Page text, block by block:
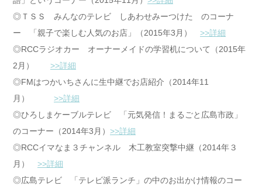
◎ＴＳＳ みんなのテレビ しあわせみーつけた のコーナ
ー 「親子で楽しむ人気のお店」（2015年3月） >>詳細
◎RCCラジオカー オーナーメイドの学習机について（2015年
2月） >>詳細
◎FMはつかいちさんに生中継でお店紹介（2014年11
月） >>詳細
◎ひろしまケーブルテレビ 「元気発信！まるごと広島市政」
のコーナー（2014年3月） >>詳細
◎RCCイマなま３チャンネル 木工教室突撃中継（2014年３
月） >>詳細
◎広島テレビ 「テレビ派ランチ」の中のお出かけ情報のコー